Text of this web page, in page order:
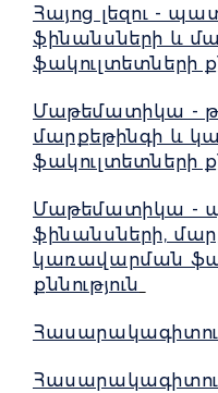
Հայոց լեզու -
ֆինանսների և
ֆակուլտետների
Մաթեմատիկա -
մարքեթինգի և
ֆակուլտետների
Մաթեմատիկա -
ֆինանսների,
կառավարման
քննություն